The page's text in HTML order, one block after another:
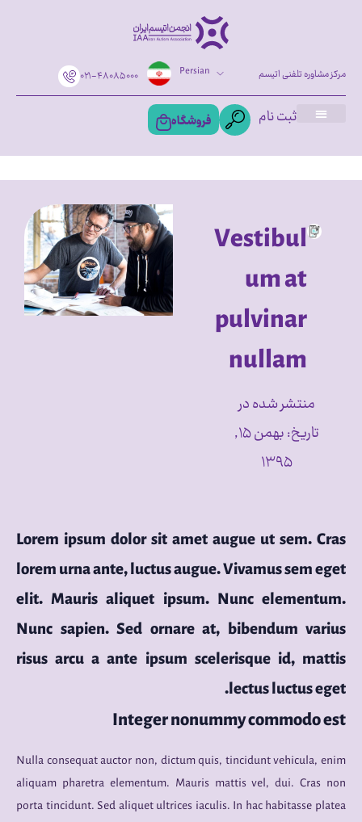
۰۲۱-۴۸۰۸۵۰۰۰ Persian مرکز مشاوره تلفنی اتیسم
ثبت نام فروشگاه
Vestibul
um at
pulvinar
nullam
منتشر شده در
تاریخ:
بهمن ۱۵,
۱۳۹۵
Lorem ipsum dolor sit amet augue ut sem. Cras
lorem urna ante, luctus augue. Vivamus sem eget
elit. Mauris aliquet ipsum. Nunc elementum.
Nunc sapien. Sed ornare at, bibendum varius
risus arcu a ante ipsum scelerisque id, mattis
lectus luctus eget.
Integer nonummy commodo est
Nulla consequat auctor non, dictum quis, tincidunt vehicula, enim
aliquam pharetra elementum. Mauris mattis vel, dui. Cras non
porta tincidunt. Sed aliquet ultrices iaculis. In hac habitasse platea